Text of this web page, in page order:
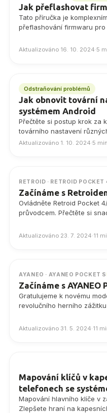
Jak přeflashovat
Tato příručka je
přeflashování firmwaru pro
Aktualizováno 16. 10. 2024·5
Odstraňování problémů
Jak obnovit tovární
systémem Android
Přečtěte si postup krok za
továrního nastavení
Android, od chytrých
Objevte osvědčené
bezproblémový proces
Aktualizováno 1. 10. 2024·5
RETROID · RETROID POCKET
Začínáme s
Ovládněte Retroid Pocket
průvodcem. Přečtěte si
tomto pokročilém
Aktualizováno 23. 7. 2024·11
AYANEO · AYANEO POCKET S
Začínáme s AYANEO
Gratulujeme k novému
revolučního herního
Aktualizováno 31. 5. 2024·11
Mapování klíčů v
telefonech se
Mapování hlavního klíče v
Zlepšete hraní na